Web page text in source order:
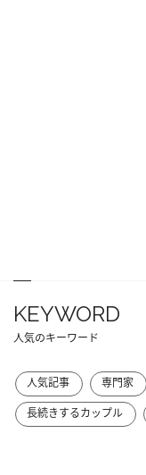
KEYWORD
人気のキーワード
人気記事 専門家
長続きするカップル